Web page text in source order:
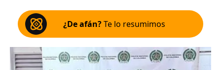
¿De afán?Te lo resumimos